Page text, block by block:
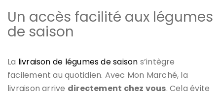
Un accès facilité aux légumes
de saison
La livraison de légumes de saison s’intègre
facilement au quotidien. Avec Mon Marché, la
livraison arrive directement chez vous. Cela évite